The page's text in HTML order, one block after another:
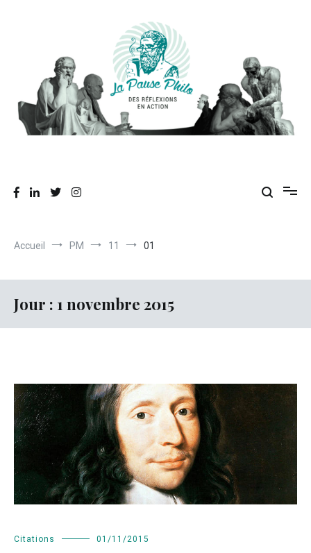
Accueil PM 11 01
Jour : 1 novembre 2015
Citations 01/11/2015